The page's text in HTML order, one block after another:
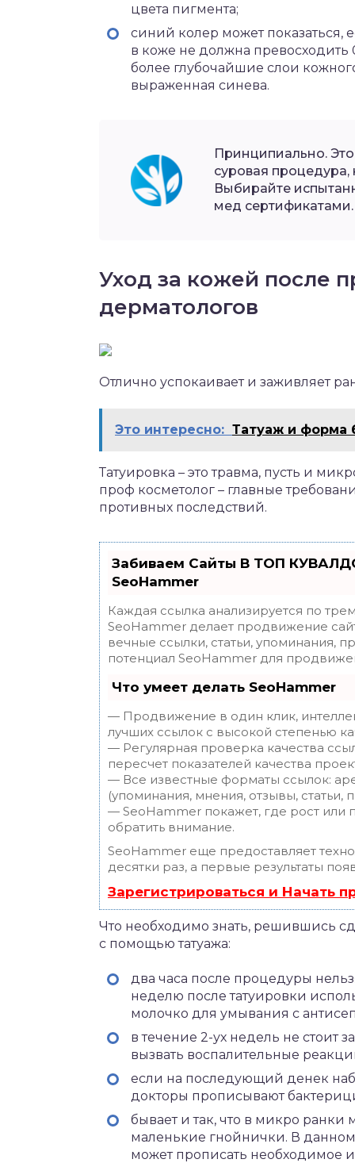
цвета пигмента;
синий колер может показаться,
в коже не должна превосходить
более глубочайшие слои
выраженная синева.
Принципиально.
суровая
Выбирайте
мед сертификатами.
Уход за кожей после
дерматологов
Отлично успокаивает и заживляет
Это интересно: Татуаж и форма
Татуировка – это травма, пусть и
проф косметолог – главные
противных последствий.
Забиваем Сайты В ТОП
SeoHammer
Каждая ссылка анализируется по
SeoHammer делает продвижение
вечные ссылки, статьи, упоминания,
потенциал SeoHammer для
Что умеет делать SeoHammer
— Продвижение в один клик,
лучших ссылок с высокой степенью
— Регулярная проверка качества
пересчет показателей качества
— Все известные форматы ссылок:
(упоминания, мнения, отзывы, статьи,
— SeoHammer покажет, где рост или
обратить внимание.
SeoHammer еще предоставляет
десятки раз, а первые результаты
Зарегистрироваться и Начать
Что необходимо знать, решившись
с помощью татуажа:
два часа после процедуры
неделю после татуировки
молочко для умывания с
в течение 2-ух недель не стоит
вызвать воспалительные
если на последующий денек
докторы прописывают
бывает и так, что в микро ранки
маленькие гнойнички. В данном
может прописать необходимое